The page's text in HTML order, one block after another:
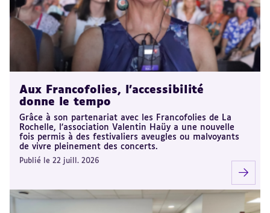
Aux Francofolies, l’accessibilité
donne le tempo
Grâce à son partenariat avec les Francofolies de La
Rochelle, l’association Valentin Haüy a une nouvelle
fois permis à des festivaliers aveugles ou malvoyants
de vivre pleinement des concerts.
Publié le 22 juill. 2026